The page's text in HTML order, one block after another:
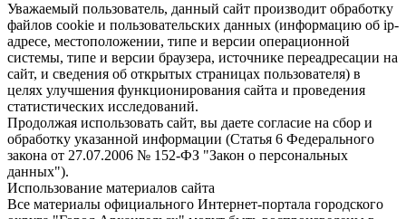
Уважаемый пользователь, данный сайт производит обработку
файлов cookie и пользовательских данных (информацию об ip-
адресе, местоположении, типе и версии операционной
системы, типе и версии браузера, источнике переадресации на
сайт, и сведения об открытых страницах пользователя) в
целях улучшения функционирования сайта и проведения
статистических исследований.
Продолжая использовать сайт, вы даете согласие на сбор и
обработку указанной информации (Статья 6 Федерального
закона от 27.07.2006 № 152-ФЗ "Закон о персональных
данных").
Использование материалов сайта
Все материалы официального Интернет-портала городского